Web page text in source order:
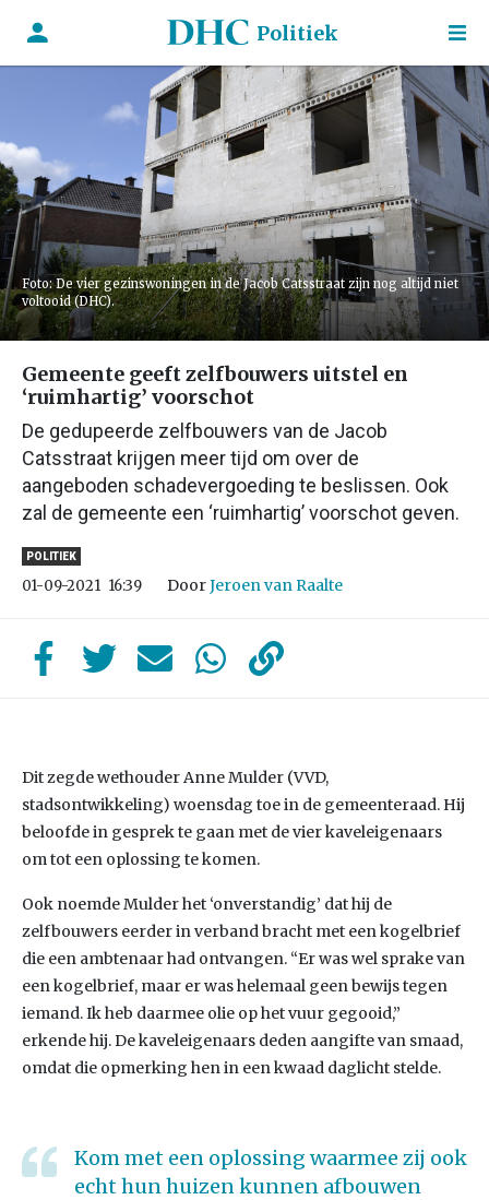
Politiek
Foto: De vier gezinswoningen in de Jacob Catsstraat zijn nog altijd niet
voltooid (DHC).
Gemeente geeft zelfbouwers uitstel en
‘ruimhartig’ voorschot
De gedupeerde zelfbouwers van de Jacob
Catsstraat krijgen meer tijd om over de
aangeboden schadevergoeding te beslissen. Ook
zal de gemeente een ‘ruimhartig’ voorschot geven.
POLITIEK
01-09-2021 16:39 DoorJeroen van Raalte
Dit zegde wethouder Anne Mulder (VVD,
stadsontwikkeling) woensdag toe in de gemeenteraad. Hij
beloofde in gesprek te gaan met de vier kaveleigenaars
om tot een oplossing te komen.
Ook noemde Mulder het ‘onverstandig’ dat hij de
zelfbouwers eerder in verband bracht met een kogelbrief
die een ambtenaar had ontvangen. “Er was wel sprake van
een kogelbrief, maar er was helemaal geen bewijs tegen
iemand. Ik heb daarmee olie op het vuur gegooid,”
erkende hij. De kaveleigenaars deden aangifte van smaad,
omdat die opmerking hen in een kwaad daglicht stelde.
Kom met een oplossing waarmee zij ook
echt hun huizen kunnen afbouwen